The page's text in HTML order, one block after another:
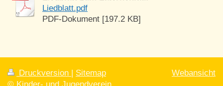
Liedblatt.pdf
PDF-Dokument [197.2 KB]
Druckversion | Sitemap
Webansicht